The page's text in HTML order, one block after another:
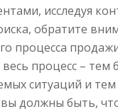
исследуя
обратите
процесса
процесс – тем
ситуаций и тем
должны быть,